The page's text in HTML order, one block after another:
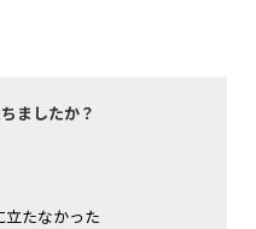
ましたか？
立たなかった